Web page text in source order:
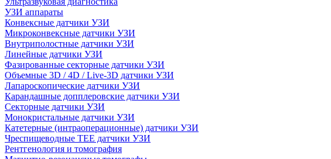
УЗИ аппараты
Конвексные датчики УЗИ
Микроконвексные датчики УЗИ
Внутриполостные датчики УЗИ
Линейные датчики УЗИ
Фазированные секторные датчики УЗИ
Объемные 3D / 4D / Live-3D датчики УЗИ
Лапароскопические датчики УЗИ
Карандашные допплеровские датчики УЗИ
Секторные датчики УЗИ
Монокристальные датчики УЗИ
Катетерные (интраоперационные) датчики УЗИ
Чреспищеводные TEE датчики УЗИ
Рентгенология и томография